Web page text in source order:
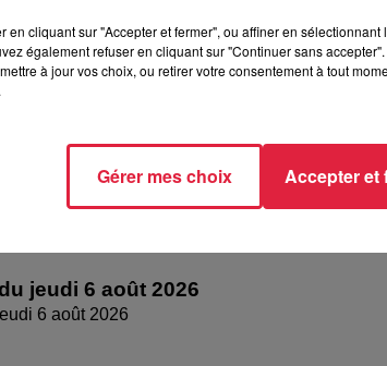
jeudi 6 août 2026
6 août 2026
en cliquant sur "Accepter et fermer", ou affiner en
également refuser en cliquant sur "Continuer sans
à jour vos choix, ou retirer votre consentement à tout
Gérer mes choix Accepter et